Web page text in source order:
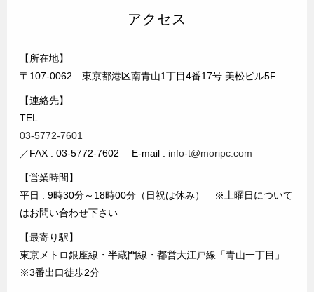
アクセス
【所在地】
〒107-0062 東京都港区南青山1丁目4番17号 美松ビル5F
【連絡先】
TEL :
03-5772-7601
／FAX : 03-5772-7602 E-mail : info-t@moripc.com
【営業時間】
平日 : 9時30分～18時00分（日祝は休み） ※土曜日について
はお問い合わせ下さい
【最寄り駅】
東京メトロ銀座線・半蔵門線・都営大江戸線「青山一丁目」
※3番出口徒歩2分